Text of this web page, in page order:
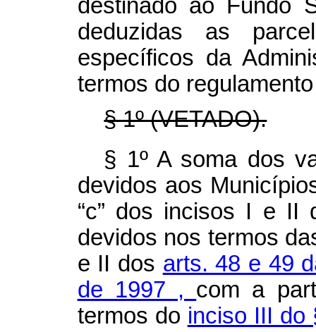
destinado ao Fundo
deduzidas as
específicos da
termos do
§ 1º (VETADO).
§ 1º A soma dos
devidos aos
“c” dos incisos I e
devidos nos termos
e II dos arts. 48 e 49
de 1997 , com a
termos do inciso III do